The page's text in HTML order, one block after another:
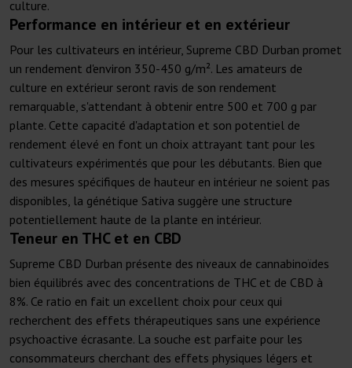
culture.
Performance en intérieur et en extérieur
Pour les cultivateurs en intérieur, Supreme CBD Durban promet
un rendement d'environ 350-450 g/m². Les amateurs de
culture en extérieur seront ravis de son rendement
remarquable, s'attendant à obtenir entre 500 et 700 g par
plante. Cette capacité d'adaptation et son potentiel de
rendement élevé en font un choix attrayant tant pour les
cultivateurs expérimentés que pour les débutants. Bien que
des mesures spécifiques de hauteur en intérieur ne soient pas
disponibles, la génétique Sativa suggère une structure
potentiellement haute de la plante en intérieur.
Teneur en THC et en CBD
Supreme CBD Durban présente des niveaux de cannabinoïdes
bien équilibrés avec des concentrations de THC et de CBD à
8%. Ce ratio en fait un excellent choix pour ceux qui
recherchent des effets thérapeutiques sans une expérience
psychoactive écrasante. La souche est parfaite pour les
consommateurs cherchant des effets physiques légers et